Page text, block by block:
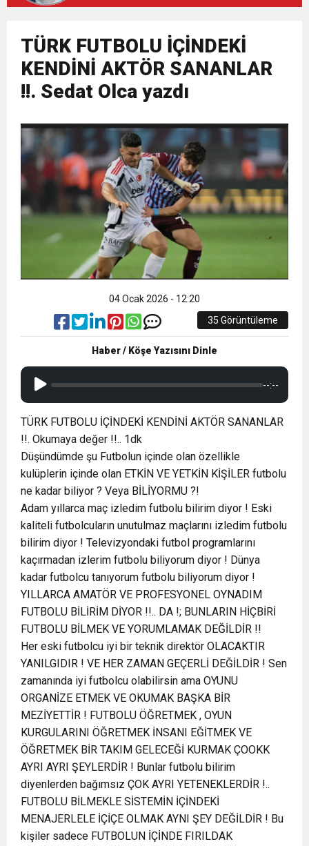
ziyareti
Uludüz Yazdı
Asırlık Eseri Okuyucularıyla Buluştu
0:40 ÜST KLASMAN TEMSİLCİSİNDEN SUÇ
DUYURUSU : TFF YARGIDA
3:27 ŞAMPİYONLUK, SALAH’TAN FAZLASINI İSTER
TÜRK FUTBOLU İÇİNDEKİ
KENDİNİ AKTÖR SANANLAR
!!. Sedat Olca yazdı
04 Ocak 2026 - 12:20
35 Görüntüleme
Haber / Köşe Yazısını Dinle
--:--
TÜRK FUTBOLU İÇİNDEKİ KENDİNİ AKTÖR SANANLAR
!!. Okumaya değer !!.. 1dk
Düşündümde şu Futbolun içinde olan özellikle
kulüplerin içinde olan ETKİN VE YETKİN KİŞİLER futbolu
ne kadar biliyor ? Veya BİLİYORMU ?!
Adam yıllarca maç izledim futbolu bilirim diyor ! Eski
kaliteli futbolcuların unutulmaz maçlarını izledim futbolu
bilirim diyor ! Televizyondaki futbol programlarını
kaçırmadan izlerim futbolu biliyorum diyor ! Dünya
kadar futbolcu tanıyorum futbolu biliyorum diyor !
YILLARCA AMATÖR VE PROFESYONEL OYNADIM
FUTBOLU BİLİRİM DİYOR !!.. DA !; BUNLARIN HİÇBİRİ
FUTBOLU BİLMEK VE YORUMLAMAK DEĞİLDİR !!
Her eski futbolcu iyi bir teknik direktör OLACAKTIR
YANILGIDIR ! VE HER ZAMAN GEÇERLİ DEĞİLDİR ! Sen
zamanında iyi futbolcu olabilirsin ama OYUNU
ORGANİZE ETMEK VE OKUMAK BAŞKA BİR
MEZİYETTİR ! FUTBOLU ÖĞRETMEK , OYUN
KURGULARINI ÖĞRETMEK İNSANI EĞİTMEK VE
ÖĞRETMEK BİR TAKIM GELECEĞİ KURMAK ÇOOKK
AYRI AYRI ŞEYLERDİR ! Bunlar futbolu bilirim
diyenlerden bağımsız ÇOK AYRI YETENEKLERDİR !..
FUTBOLU BİLMEKLE SİSTEMİN İÇİNDEKİ
MENAJERLELE İÇİÇE OLMAK AYNI ŞEY DEĞİLDİR ! Bu
kişiler sadece FUTBOLUN İÇİNDE FIRILDAK